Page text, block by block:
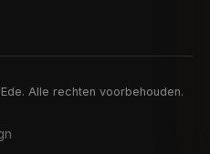
Alle rechten voorbehouden.